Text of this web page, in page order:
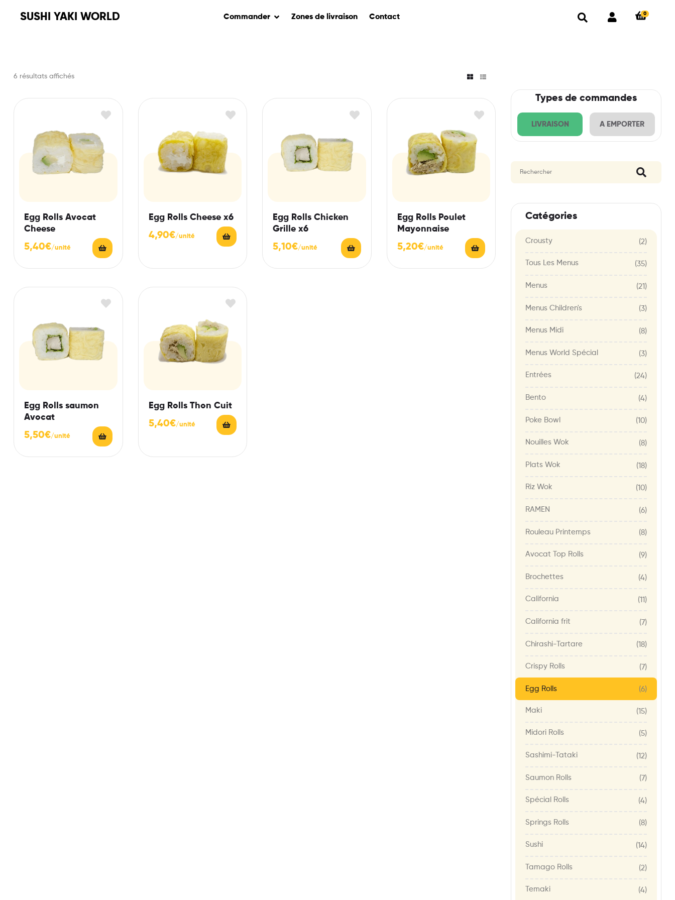
SUSHI YAKI WORLD Commander Zones de livraison Contact 0
6 résultats affichés
Egg Rolls Avocat
Cheese
5,40€
Egg Rolls Cheese x6
4,90€
Egg Rolls Chicken
Grille x6
5,10€
Egg Rolls Poulet
Mayonnaise
5,20€
Egg Rolls saumon
Avocat
5,50€
Egg Rolls Thon Cuit
5,40€
Types de commandes
LIVRAISON A EMPORTER
Catégories
Crousty (2)
Tous Les Menus (35)
Menus (21)
Menus Children's (3)
Menus Midi (8)
Menus World Spécial (3)
Entrées (24)
Bento (4)
Poke Bowl (10)
Nouilles Wok (8)
Plats Wok (18)
Riz Wok (10)
RAMEN (6)
Rouleau Printemps (8)
Avocat Top Rolls (9)
Brochettes (4)
California (11)
California frit (7)
Chirashi-Tartare (18)
Crispy Rolls (7)
Egg Rolls (6)
Maki (15)
Midori Rolls (5)
Sashimi-Tataki (12)
Saumon Rolls (7)
Spécial Rolls (4)
Springs Rolls (8)
Sushi (14)
Tamago Rolls (2)
Temaki (4)